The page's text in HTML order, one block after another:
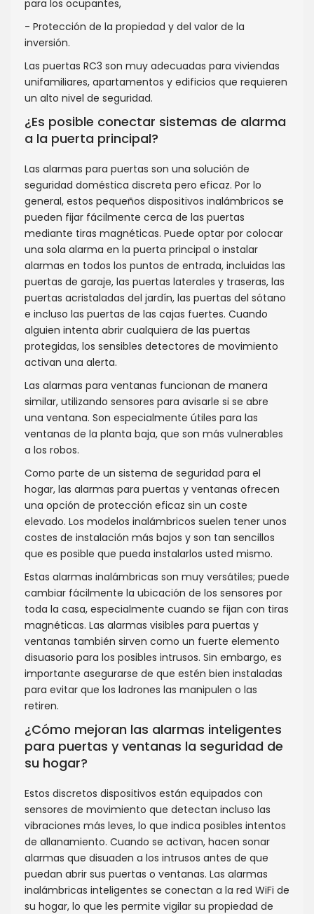
para los ocupantes,
- Protección de la propiedad y del valor de la
inversión.
Las puertas RC3 son muy adecuadas para viviendas
unifamiliares, apartamentos y edificios que requieren
un alto nivel de seguridad.
¿Es posible conectar sistemas de alarma
a la puerta principal?
Las alarmas para puertas son una solución de
seguridad doméstica discreta pero eficaz. Por lo
general, estos pequeños dispositivos inalámbricos se
pueden fijar fácilmente cerca de las puertas
mediante tiras magnéticas. Puede optar por colocar
una sola alarma en la puerta principal o instalar
alarmas en todos los puntos de entrada, incluidas las
puertas de garaje, las puertas laterales y traseras, las
puertas acristaladas del jardín, las puertas del sótano
e incluso las puertas de las cajas fuertes. Cuando
alguien intenta abrir cualquiera de las puertas
protegidas, los sensibles detectores de movimiento
activan una alerta.
Las alarmas para ventanas funcionan de manera
similar, utilizando sensores para avisarle si se abre
una ventana. Son especialmente útiles para las
ventanas de la planta baja, que son más vulnerables
a los robos.
Como parte de un sistema de seguridad para el
hogar, las alarmas para puertas y ventanas ofrecen
una opción de protección eficaz sin un coste
elevado. Los modelos inalámbricos suelen tener unos
costes de instalación más bajos y son tan sencillos
que es posible que pueda instalarlos usted mismo.
Estas alarmas inalámbricas son muy versátiles; puede
cambiar fácilmente la ubicación de los sensores por
toda la casa, especialmente cuando se fijan con tiras
magnéticas. Las alarmas visibles para puertas y
ventanas también sirven como un fuerte elemento
disuasorio para los posibles intrusos. Sin embargo, es
importante asegurarse de que estén bien instaladas
para evitar que los ladrones las manipulen o las
retiren.
¿Cómo mejoran las alarmas inteligentes
para puertas y ventanas la seguridad de
su hogar?
Estos discretos dispositivos están equipados con
sensores de movimiento que detectan incluso las
vibraciones más leves, lo que indica posibles intentos
de allanamiento. Cuando se activan, hacen sonar
alarmas que disuaden a los intrusos antes de que
puedan abrir sus puertas o ventanas. Las alarmas
inalámbricas inteligentes se conectan a la red WiFi de
su hogar, lo que les permite vigilar su propiedad de